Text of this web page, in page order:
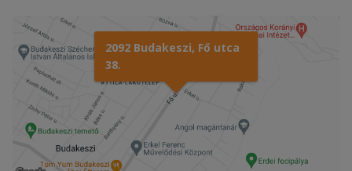
2092 Budakeszi, Fő utca
38.